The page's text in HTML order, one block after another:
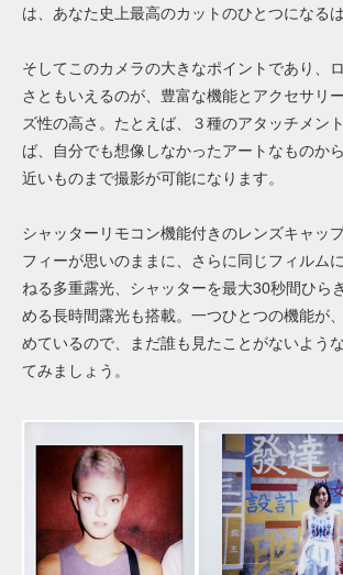
は、あなた史上最高のカットのひとつになるは
そしてこのカメラの大きなポイントであり、
さともいえるのが、豊富な機能とアクセサリ
ズ性の高さ。たとえば、３種のアタッチメン
ば、自分でも想像しなかったアートなものか
近いものまで撮影が可能になります。
シャッターリモコン機能付きのレンズキャッ
フィーが思いのままに、さらに同じフィルム
ねる多重露光、シャッターを最大30秒間ひら
める長時間露光も搭載。一つひとつの機能が
めているので、まだ誰も見たことがないよう
てみましょう。